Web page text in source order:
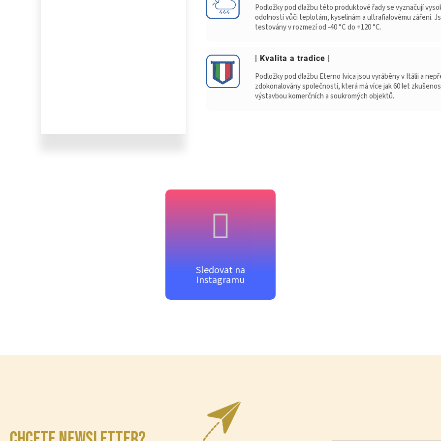
Podložky pod dlažbu této produktové řady se vyznačují
odolností vůči teplotám, kyselinám a ultrafialovému záření.
testovány v rozmezí od -40 °C do +120 °C.
| Kvalita a tradice |
Podložky pod dlažbu Eterno Ivica jsou vyráběny v Itálii a
zdokonalovány společností, která má více jak 60 let
výstavbou komerčních a soukromých objektů.
Sledovat na
Instagramu